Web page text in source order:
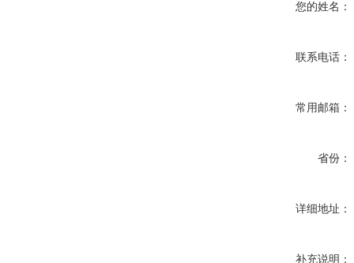
您的姓名：
联系电话：
常用邮箱：
省份：
详细地址：
补充说明：